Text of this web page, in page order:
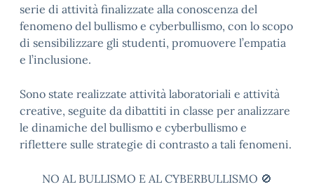
serie di attività finalizzate alla conoscenza del
fenomeno del bullismo e cyberbullismo, con lo scopo
di sensibilizzare gli studenti, promuovere l’empatia
e l’inclusione.
Sono state realizzate attività laboratoriali e attività
creative, seguite da dibattiti in classe per analizzare
le dinamiche del bullismo e cyberbullismo e
riflettere sulle strategie di contrasto a tali fenomeni.
NO AL BULLISMO E AL CYBERBULLISMO 🚫